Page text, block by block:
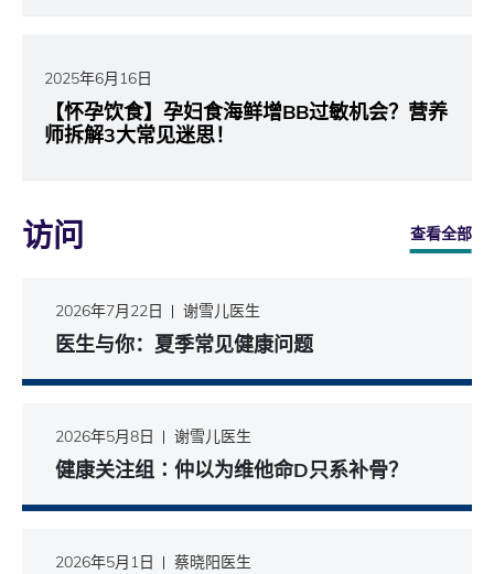
2025年6月16日
【怀孕饮食】孕妇食海鲜增BB过敏机会？营养
师拆解3大常见迷思！
访问 查看全部
2026年7月22日 谢雪儿医生
医生与你：夏季常见健康问题
2026年5月8日 谢雪儿医生
健康关注组∶仲以为维他命D只系补骨？
2026年5月1日 蔡晓阳医生